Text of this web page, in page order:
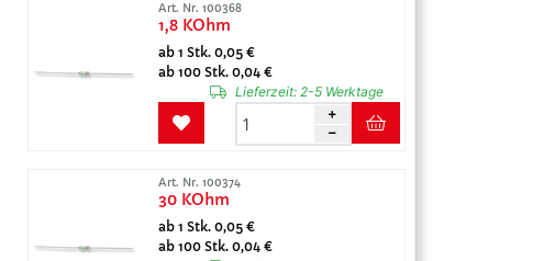
Art. Nr. 100368
1,8 KOhm
ab 1 Stk. 0,05 €
ab 100 Stk. 0,04 €
Lieferzeit: 2-5 Werktage
Art. Nr. 100374
30 KOhm
ab 1 Stk. 0,05 €
ab 100 Stk. 0,04 €